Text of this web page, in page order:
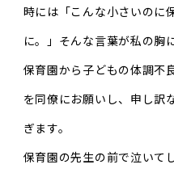
時には「こんな小さいのに
に。」そんな言葉が私の胸
保育園から子どもの体調不
を同僚にお願いし、申し訳
ぎます。
保育園の先生の前で泣いて